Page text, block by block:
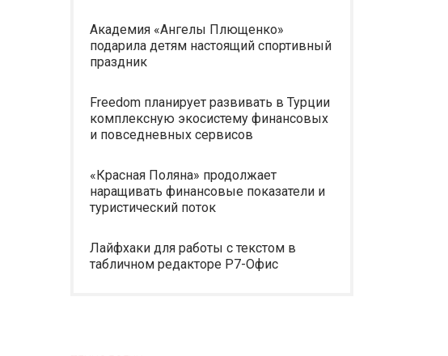
Академия «Ангелы Плющенко»
подарила детям настоящий спортивный
праздник
Freedom планирует развивать в Турции
комплексную экосистему финансовых
и повседневных сервисов
«Красная Поляна» продолжает
наращивать финансовые показатели и
туристический поток
Лайфхаки для работы с текстом в
табличном редакторе Р7-Офис